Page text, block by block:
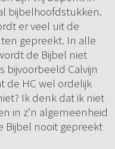
bijbelhoofdstukken.
er veel uit de
gepreekt. In alle
de Bijbel niet
bijvoorbeeld Calvijn
de HC wel ordelijk
Ik denk dat ik niet
in z’n algemeenheid
Bijbel nooit gepreekt